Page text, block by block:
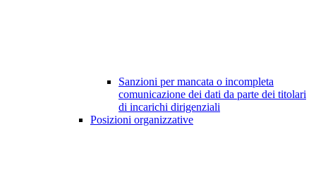
Sanzioni per mancata o incompleta
comunicazione dei dati da parte dei titolari
di incarichi dirigenziali
Posizioni organizzative